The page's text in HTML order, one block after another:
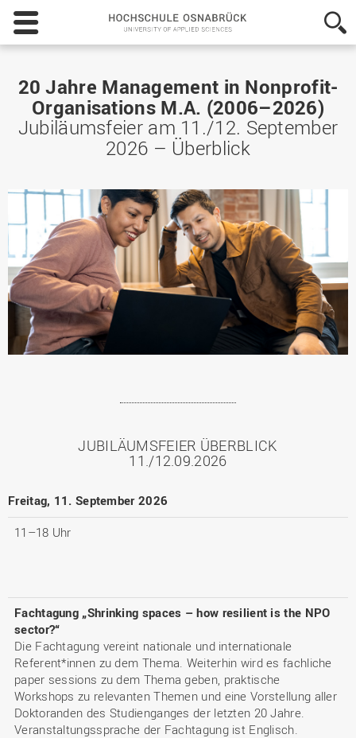
Hochschule
Osnabrück
-
Applied
Sciences
20 Jahre Management in Nonprofit-
Organisations M.A. (2006–2026)
Jubiläumsfeier am 11./12. September
2026 – Überblick
JUBILÄUMSFEIER ÜBERBLICK
11./12.09.2026
Freitag, 11. September 2026
11–18 Uhr
Fachtagung „Shrinking spaces – how resilient is the NPO
sector?“
Die Fachtagung vereint nationale und internationale
Referent*innen zu dem Thema. Weiterhin wird es fachliche
paper sessions zu dem Thema geben, praktische
Workshops zu relevanten Themen und eine Vorstellung aller
Doktoranden des Studienganges der letzten 20 Jahre.
Veranstaltungssprache der Fachtagung ist Englisch.